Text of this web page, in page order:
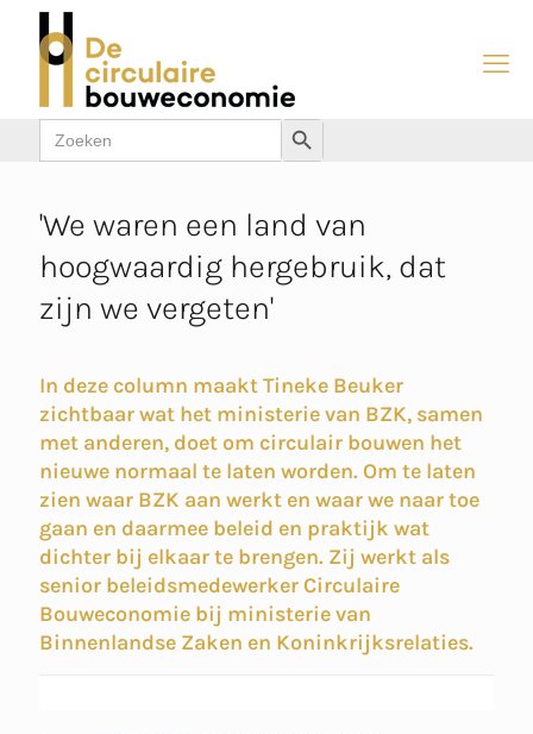
Zoek
naar:
Zoekknop
'We waren een land van
hoogwaardig hergebruik, dat
zijn we vergeten'
In deze column maakt Tineke Beuker
zichtbaar wat het ministerie van BZK, samen
met anderen, doet om circulair bouwen het
nieuwe normaal te laten worden. Om te laten
zien waar BZK aan werkt en waar we naar toe
gaan en daarmee beleid en praktijk wat
dichter bij elkaar te brengen. Zij werkt als
senior beleidsmedewerker Circulaire
Bouweconomie bij ministerie van
Binnenlandse Zaken en Koninkrijksrelaties.